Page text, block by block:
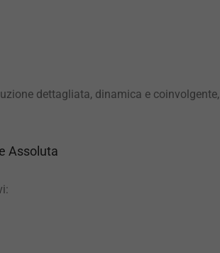
dettagliata, dinamica e
Assoluta